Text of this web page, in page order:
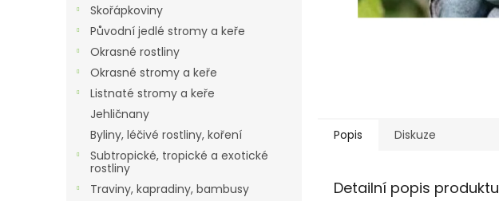
Skořápkoviny
Původní jedlé stromy a keře
Okrasné rostliny
Okrasné stromy a keře
Listnaté stromy a keře
Jehličnany
Byliny, léčivé rostliny, koření
Subtropické, tropické a exotické
rostliny
Traviny, kapradiny, bambusy
Popis Diskuze
Detailní popis produktu